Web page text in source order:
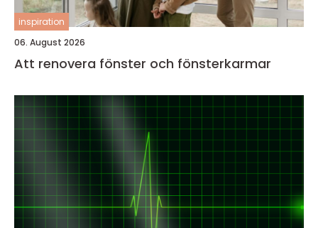
inspiration
06. August 2026
Att renovera fönster och fönsterkarmar